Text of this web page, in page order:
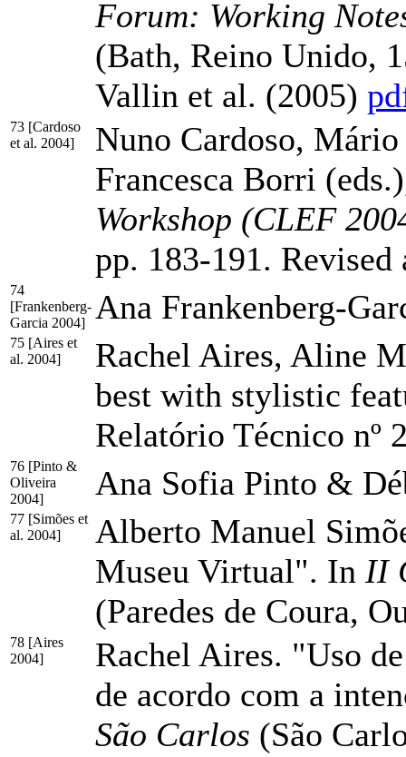
Forum: Working
(Bath, Reino Unido,
Vallin et al. (2005)
73 [Cardoso
et al. 2004]
Nuno Cardoso,
Francesca Borri
Workshop (CLEF
pp. 183-191.
74
[Frankenberg-
Garcia 2004]
Ana Frankenberg-
75 [Aires et
al. 2004]
Rachel Aires, Aline
best with stylistic
Relatório Técnico nº
76 [Pinto &
Oliveira
2004]
Ana Sofia Pinto &
77 [Simões et
al. 2004]
Alberto Manuel
Museu Virtual". In II
(Paredes de Coura,
78 [Aires
2004]
Rachel Aires. "Uso
de acordo com a
São Carlos (São